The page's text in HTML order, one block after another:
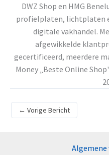
DWZ Shop en HMG
profielplaten, lichtplaten
digitale vakhandel.
afgewikkelde
gecertificeerd, meerdere
Money „Beste Online
← Vorige Bericht
Algemene